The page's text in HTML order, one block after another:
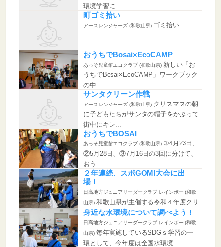
環境学習に...
町ゴミ拾い
アースレンジャーズ (和歌山県) ゴミ拾い
おうちでBosai×EcoCAMP
あっそ児童館エコクラブ (和歌山県) 新しい「お
うちでBosai×EcoCAMP」ワークブック
の中...
サンタクリーン作戦
アースレンジャーズ (和歌山県) クリスマスの朝
に子どもたちがサンタの帽子をかぶって
街中にキレ...
おうちでBOSAI
あっそ児童館エコクラブ (和歌山県) ①4月23日、
②5月28日、③7月16日の3回に分けて、
おう...
２年連続、スポGOMI大会に出
場！
日高地方ジュニアリーダークラブ レインボー (和歌
山県) 和歌山県が主催する令和４年度クリ
ーンアップ運動in和歌山「ス...
身近な水環境について調べよう！
日高地方ジュニアリーダークラブ レインボー (和歌
山県) 毎年実施しているSDGｓ学習の一
環として、今年度は全国水環境...